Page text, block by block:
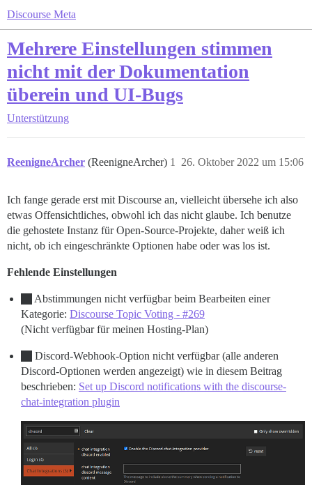
Discourse Meta
Mehrere Einstellungen stimmen
nicht mit der Dokumentation
überein und UI-Bugs
Unterstützung
ReenigneArcher (ReenigneArcher) 26. Oktober 2022 um 15:06
1
Ich fange gerade erst mit Discourse an, vielleicht übersehe ich also
etwas Offensichtliches, obwohl ich das nicht glaube. Ich benutze
die gehostete Instanz für Open-Source-Projekte, daher weiß ich
nicht, ob ich eingeschränkte Optionen habe oder was los ist.
Fehlende Einstellungen
Abstimmungen nicht verfügbar beim Bearbeiten einer
Kategorie: Discourse Topic Voting - #269
(Nicht verfügbar für meinen Hosting-Plan)
Discord-Webhook-Option nicht verfügbar (alle anderen
Discord-Optionen werden angezeigt) wie in diesem Beitrag
beschrieben: Set up Discord notifications with the discourse-
chat-integration plugin